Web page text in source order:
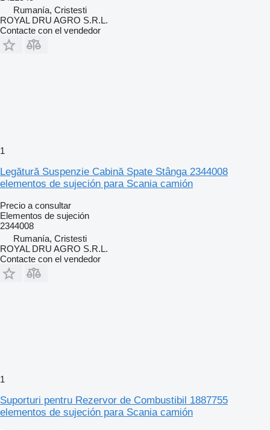
Rumanía, Cristesti
ROYAL DRU AGRO S.R.L.
Contacte con el vendedor
1
Legătură Suspenzie Cabină Spate Stânga 2344008
elementos de sujeción para Scania camión
Precio a consultar
Elementos de sujeción
2344008
Rumanía, Cristesti
ROYAL DRU AGRO S.R.L.
Contacte con el vendedor
1
Suporturi pentru Rezervor de Combustibil 1887755
elementos de sujeción para Scania camión